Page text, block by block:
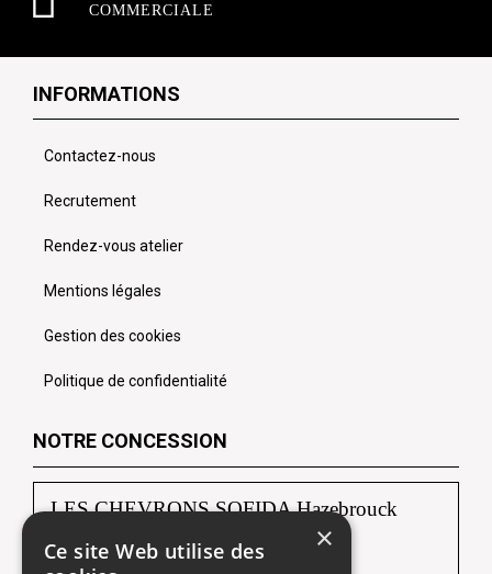
COMMERCIALE
INFORMATIONS
Contactez-nous
Recrutement
Rendez-vous atelier
Mentions légales
Gestion des cookies
Politique de confidentialité
NOTRE CONCESSION
LES CHEVRONS SOFIDA Hazebrouck
88, route de Borre
×
Ce site Web utilise des